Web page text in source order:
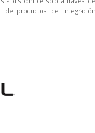
de productos de integración